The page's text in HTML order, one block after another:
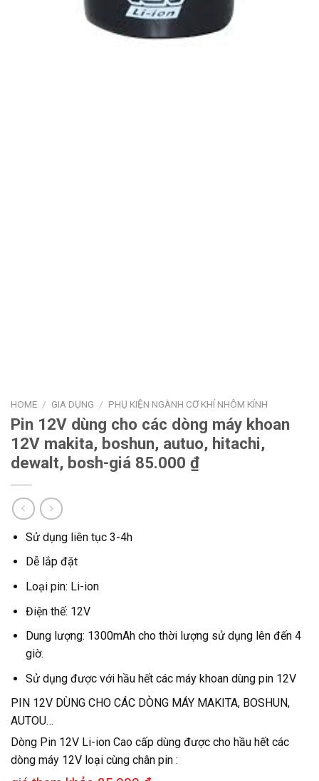
HOME / GIA DỤNG / PHỤ KIỆN NGÀNH CƠ KHÍ NHÔM KÍNH
Pin 12V dùng cho các dòng máy khoan
12V makita, boshun, autuo, hitachi,
dewalt, bosh-giá 85.000 ₫
Sử dụng liên tục 3-4h
Dễ lắp đặt
Loại pin: Li-ion
Điện thế: 12V
Dung lượng: 1300mAh cho thời lượng sử dụng lên đến 4
giờ.
Sử dụng được với hầu hết các máy khoan dùng pin 12V
PIN 12V DÙNG CHO CÁC DÒNG MÁY MAKITA, BOSHUN,
AUTOU…
Dòng Pin 12V Li-ion Cao cấp dùng được cho hầu hết các
dòng máy 12V loại cùng chân pin :